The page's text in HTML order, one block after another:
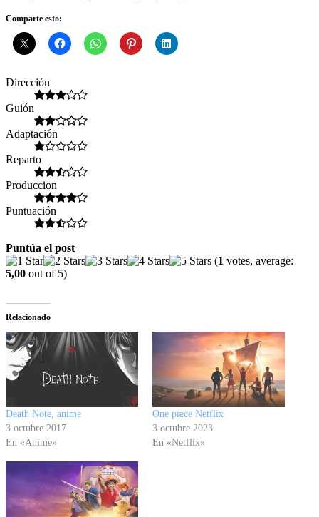
Comparte esto:
Dirección
Guión
Adaptación
Reparto
Produccion
Puntuación
Puntúa el post
(1 votes, average:
5,00 out of 5)
Relacionado
Death Note, anime
3 octubre 2017
En «Anime»
One piece Netflix
3 octubre 2023
En «Netflix»